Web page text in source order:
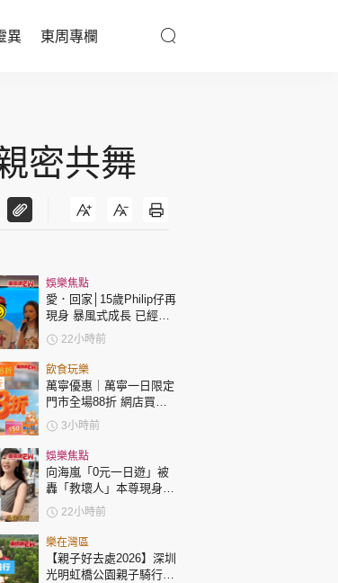
異 東周專欄
密共舞
娛樂焦點
愛．回家│15歲Philip仔再
現身 暴風式成長 已經高
過「三太」樊亦敏！
22小時前
飲食玩樂
萬寧優惠｜萬寧一日限定
門市全場88折 網店買滿
$288同步有折
3小時前
娛樂焦點
向海嵐「0元一日遊」被
轟「教壞人」本尊現身回
應網民
22小時前
樂在灣區
【親子好去處2026】深圳
光明虹橋公園親子騎行：